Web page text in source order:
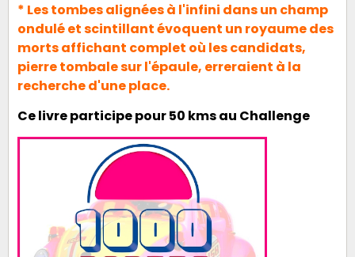
* Les tombes alignées à l'infini dans un champ
ondulé et scintillant évoquent un royaume des
morts affichant complet où les candidats,
pierre tombale sur l'épaule, erreraient à la
recherche d'une place.
Ce livre participe pour50 kmsau Challenge